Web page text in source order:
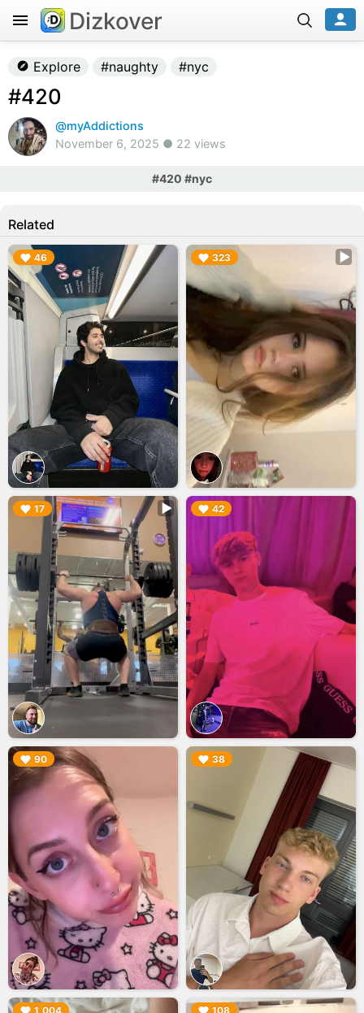
Dizkover
Explore #naughty #nyc
#420
@myAddictions
November 6, 2025 ● 22 views
#420 #nyc
Related
46
▶︎ 323
▶︎
17
▶︎ 42
▶︎
90
▶︎ 38
▶︎
1,004 108